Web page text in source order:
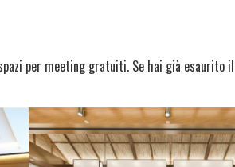
per meeting gratuiti. Se hai già esaurito